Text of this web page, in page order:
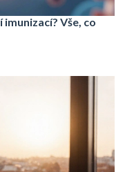
Vše, co